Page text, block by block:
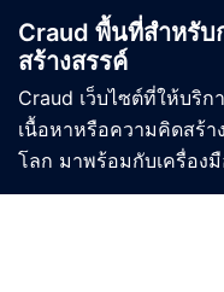
content
Craud พื้นที่สำหรับ
สร้างสรรค์
Craud เว็บไซต์ที่ให้บริ
เนื้อหาหรือความคิดสร้า
โลก มาพร้อมกับเครื่อง